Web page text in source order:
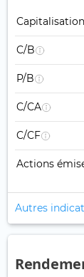
C/B
P/B
C/CA
C/CF
Actions
Autres